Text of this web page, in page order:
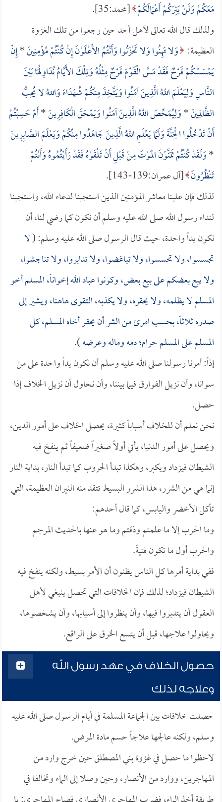
مَعَكُمْ وَلَنْ يَتِرَكُمْ أَعْمَالَكُمْ [محمد:35].
ولذلك قال الله تعالى لأهل أحد حين رجعوا من تلك الغزوة
العظيمة: وَلا تَهِنُوا وَلا تَحْزَنُوا وَأَنْتُمُ الأَعْلَوْنَ إِنْ كُنْتُمْ مُؤْمِنِينَ*إِنْ
يَمْسَسْكُمْ قَرْحٌ فَقَدْ مَسَّ الْقَوْمَ قَرْحٌ مِثْلُهُ وَتِلْكَ الأَيَّامُ نُدَاوِلُهَا بَيْنَ
النَّاسِ وَلِيَعْلَمَ اللهُ الَّذِينَ آمَنُوا وَيَتَّخِذَ مِنْكُمْ شُهَدَاءَ وَاللهُ لا يُحِبُّ
الظَّالِمِينَ*وَلِيُمَحِّصَ اللهُ الَّذِينَ آمَنُوا وَيَمْحَقَ الْكَافِرِينَ*أَمْ حَسِبْتُمْ
أَنْ تَدْخُلُوا الْجَنَّةَ وَلَمَّا يَعْلَمِ اللهُ الَّذِينَ جَاهَدُوا مِنْكُمْ وَيَعْلَمَ الصَّابِرِينَ
*وَلَقَدْ كُنْتُمْ تَمَنَّوْنَ المَوْتَ مِنْ قَبْلِ أَنْ تَلْقَوْهُ فَقَدْ رَأَيْتُمُوهُ وَأَنْتُمْ
تَنْظُرُونَ [آل عمران:139-143].
لذلك فإن علينا معاشر المؤمنين الذين استجبنا لدعاء الله، واستجبنا
لنداء رسول الله صلى الله عليه وسلم أن نكون كما رضي لنا، أن
نكون يداً واحدة، حيث قال الرسول صلى الله عليه وسلم: (لا
تجسسوا، ولا تحسسوا، ولا تباغضوا، ولا تدابروا، ولا تناجشوا،
ولا يبع بعضكم على بيع بعض، وكونوا عباد الله إخواناً، المسلم أخو
المسلم لا يظلمه، ولا يحقره، ولا يكذبه، التقوى هاهنا، ويشير إلى
صدره ثلاثاً، بحسب امرئ من الشر أن يحقر أخاه المسلم، كل
المسلم على المسلم حرام؛ دمه وماله وعرضه).
إذاً: أمرنا رسولنا صلى الله عليه وسلم أن نكون يداً واحدة على من
سوانا، وأن نزيل الفوارق فيما بيننا، وأن نحاول أن نزيل الخلاف إذا
حصل.
نحن نعلم أن للخلاف أسباباً كثيرة، يحصل الخلاف على أمور الدين،
ويحصل على أمور الدنيا، يأتي أولاً صغيراً ضعيفاً ثم ينفخ فيه
الشيطان فيزداد ويكبر، وهكذا تبدأ الحروب كما تبدأ النار، بداية النار
إنما هي من الشرر، هذا الشرر البسيط تتقد منه النيران العظيمة، التي
تأكل الأخضر واليابس، كما قال أحدهم:
وما الحرب إلا ما علمتم وذقتم وما هو عنها بالحديث المرجم
والحرب أول ما تكون فتيةً.
ففي بداية أمرها كل الناس يظنون أن الأمر بسيط، ولكنه ينفخ فيه
الشيطان فيزداد؛ لذلك فإن الخلافات التي تحصل ينبغي لأهل
العقول أن يتدبروا فيها، وأن ينظروا إلى أسبابها، وأن يشخصوها،
ويحاولوا علاجها، قبل أن يتسع الخرق على الراقع.
حصول الخلاف في عهد رسول الله
وعلاجه لذلك
حصلت خلافات بين الجماعة المسلمة في أيام الرسول صلى الله عليه
وسلم، ولكنه عالجها علاجاً حسم مادة المرض.
لاحظوا ما حصل في غزوة بني المصطلق حين خرج وارد من
المهاجرين، ووارد من الأنصار، وحين وصلا إلى الماء وتخالفا في